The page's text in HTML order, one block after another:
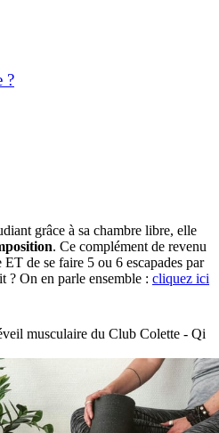
?
grâce à sa chambre libre, elle
. Ce complément de revenu
de se faire 5 ou 6 escapades par
? On en parle ensemble : cliquez ici
musculaire du Club Colette - Qi